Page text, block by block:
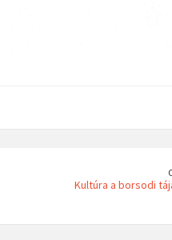
Kultúra a borsodi